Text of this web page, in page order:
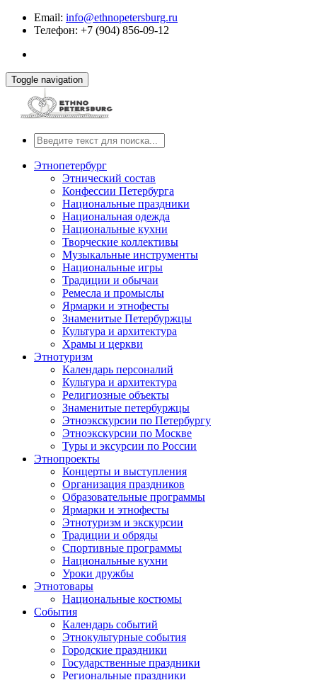
Email: info@ethnopetersburg.ru
Телефон: +7 (904) 856-09-12
Toggle navigation
Этнопетербург
Этнический состав
Конфессии Петербурга
Национальные праздники
Национальная одежда
Национальные кухни
Творческие коллективы
Музыкальные инструменты
Национальные игры
Традиции и обычаи
Ремесла и промыслы
Ярмарки и этнофесты
Знаменитые Петербуржцы
Культура и архитектура
Храмы и церкви
Этнотуризм
Календарь персоналий
Культура и архитектура
Религиозные объекты
Знаменитые петербуржцы
Этноэкскурсии по Петербургу
Этноэкскурсии по Москве
Туры и эксурсии по России
Этнопроекты
Концерты и выступления
Организация праздников
Образовательные программы
Ярмарки и этнофесты
Этнотуризм и экскурсии
Традиции и обряды
Спортивные программы
Национальные кухни
Уроки дружбы
Этнотовары
Национальные костюмы
События
Календарь событий
Этнокультурные события
Городские праздники
Государственные праздники
Региональные праздники